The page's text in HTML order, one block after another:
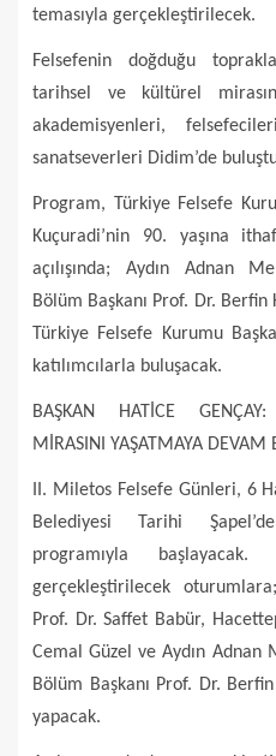
temasıyla gerçekleştirilecek.
Felsefenin doğduğu
tarihsel ve kültürel
akademisyenleri,
sanatseverleri Didim’de
Program, Türkiye Felsefe
Kuçuradi’nin 90. yaşına
açılışında; Aydın Adnan
Bölüm Başkanı Prof. Dr.
Türkiye Felsefe Kurumu
katılımcılarla buluşacak.
BAŞKAN HATİCE
MİRASINI YAŞATMAYA DEVAM
II. Miletos Felsefe Günleri, 6
Belediyesi Tarihi
programıyla
gerçekleştirilecek
Prof. Dr. Saffet Babür,
Cemal Güzel ve Aydın Adnan
Bölüm Başkanı Prof. Dr.
yapacak.